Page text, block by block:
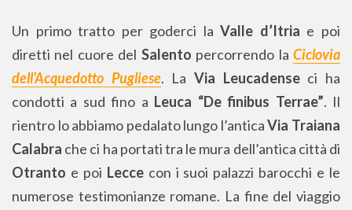
Un primo tratto per goderci laValle d’Itria e poi
diretti nel cuore del Salento percorrendo laCiclovia
dell’Acquedotto Pugliese. LaVia Leucadenseci ha
condotti a sud fino a Leuca “De finibus Terrae”. Il
rientro lo abbiamo pedalato lungo l’anticaVia Traiana
Calabra che ci ha portati tra le mura dell’antica città di
Otranto e poi Leccecon i suoi palazzi barocchi e le
numerose testimonianze romane. La fine del viaggio